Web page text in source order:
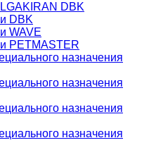
DBK
DBK
WAVE
PETMASTER
назначения
назначения
назначения
назначения